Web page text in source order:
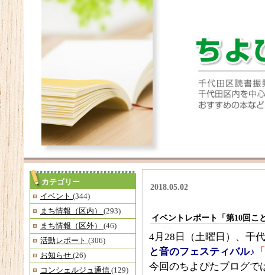
カテゴリー
イベント (344)
まち情報（区内） (293)
まち情報（区外） (46)
活動レポート (306)
お知らせ (26)
コンシェルジュ通信 (129)
2018.05.02
イベントレポート「第10回こ
4月28日（土曜日）、千
と音のフェスティバル♪
今回のちよぴたブログで